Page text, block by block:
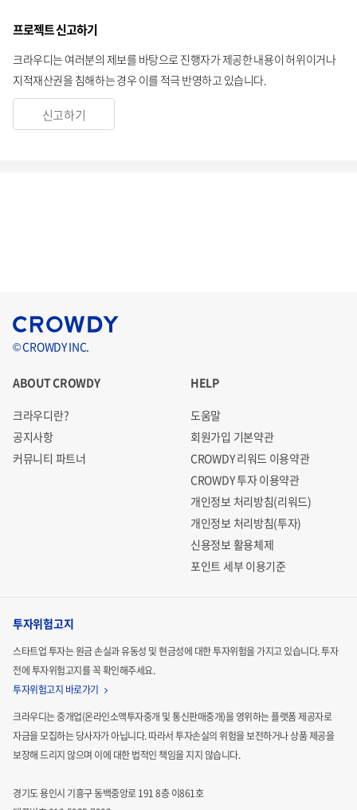
프로젝트 신고하기
크라우디는 여러분의 제보를 바탕으로 진행자가 제공한 내용이 허위이거나
지적재산권을 침해하는 경우 이를 적극 반영하고 있습니다.
신고하기
© CROWDY INC.
ABOUT CROWDY
크라우디란?
공지사항
커뮤니티 파트너
HELP
도움말
회원가입 기본약관
CROWDY 리워드 이용약관
CROWDY 투자 이용약관
개인정보 처리방침(리워드)
개인정보 처리방침(투자)
신용정보 활용체제
포인트 세부 이용기준
투자위험고지
스타트업 투자는 원금 손실과 유동성 및 현금성에 대한 투자위험을 가지고 있습니다.투자
전에 투자위험고지를 꼭 확인해주세요.
투자위험고지 바로가기
크라우디는 중개업(온라인소액투자중개 및 통신판매중개)을 영위하는 플랫폼 제공자로
자금을 모집하는당사자가 아닙니다. 따라서 투자손실의 위험을 보전하거나 상품 제공을
보장해 드리지 않으며 이에 대한 법적인 책임을 지지 않습니다.
경기도 용인시 기흥구 동백중앙로 191 8층 이861호